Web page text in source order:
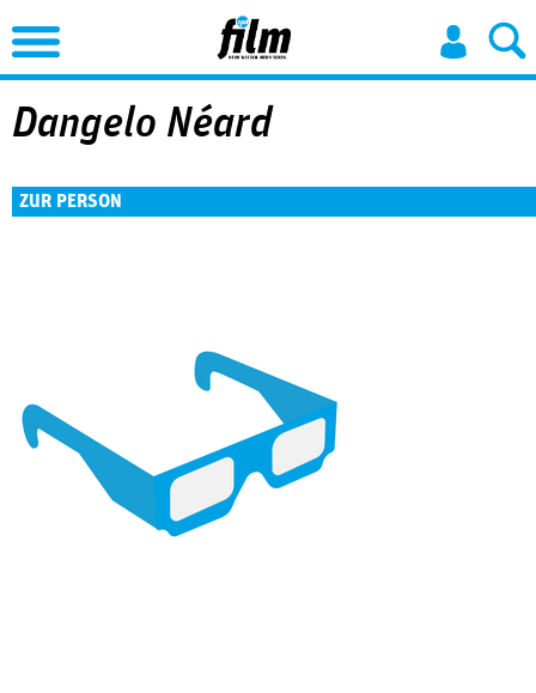
Jump to Navigation
Dangelo Néard
ZUR PERSON